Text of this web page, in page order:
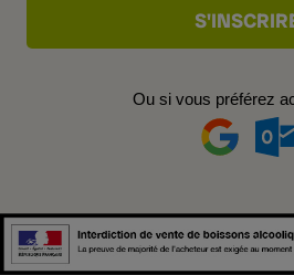
Ou si vous préférez